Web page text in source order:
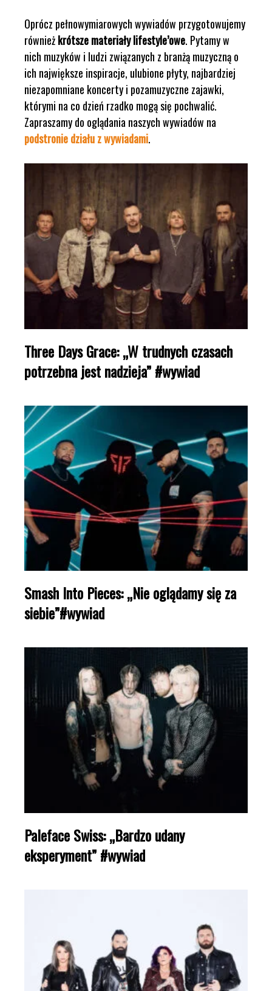
Oprócz pełnowymiarowych wywiadów przygotowujemy
równieżkrótsze materiały lifestyle’owe. Pytamy w
nich muzyków i ludzi związanych z branżą muzyczną o
ich największe inspiracje, ulubione płyty, najbardziej
niezapomniane koncerty i pozamuzyczne zajawki,
którymi na co dzień rzadko mogą się pochwalić.
Zapraszamy do oglądania naszych wywiadów na
podstronie działu z wywiadami.
Three Days Grace: „W trudnych czasach
potrzebna jest nadzieja” #wywiad
Smash Into Pieces: „Nie oglądamy się za
siebie”#wywiad
Paleface Swiss: „Bardzo udany
eksperyment” #wywiad